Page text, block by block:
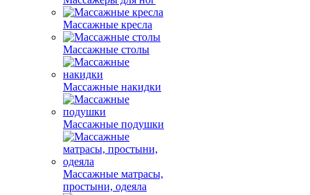
Массажные кресла
Массажные столы
Массажные накидки
Массажные подушки
Массажные матрасы,
простыни, одеяла